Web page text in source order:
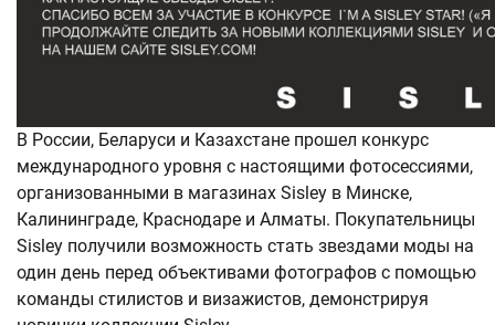
В России, Беларуси и Казахстане прошел конкурс
международного уровня с настоящими фотосессиями,
организованными в магазинах Sisley в Минске,
Калининграде, Краснодаре и Алматы. Покупательницы
Sisley получили возможность стать звездами моды на
один день перед объективами фотографов с помощью
команды стилистов и визажистов, демонстрируя